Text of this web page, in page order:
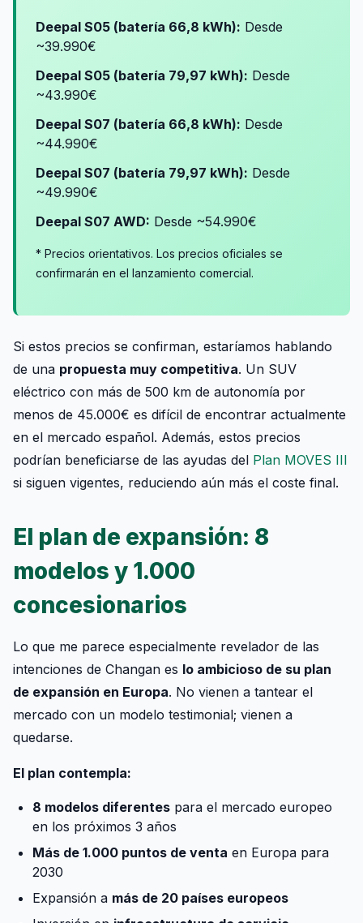
Deepal S05 (batería 66,8 kWh): Desde
~39.990€
Deepal S05 (batería 79,97 kWh): Desde
~43.990€
Deepal S07 (batería 66,8 kWh): Desde
~44.990€
Deepal S07 (batería 79,97 kWh): Desde
~49.990€
Deepal S07 AWD: Desde ~54.990€
* Precios orientativos. Los precios oficiales se
confirmarán en el lanzamiento comercial.
Si estos precios se confirman, estaríamos hablando
de una propuesta muy competitiva. Un SUV
eléctrico con más de 500 km de autonomía por
menos de 45.000€ es difícil de encontrar actualmente
en el mercado español. Además, estos precios
podrían beneficiarse de las ayudas del Plan MOVES III
si siguen vigentes, reduciendo aún más el coste final.
El plan de expansión: 8
modelos y 1.000
concesionarios
Lo que me parece especialmente revelador de las
intenciones de Changan es lo ambicioso de su plan
de expansión en Europa. No vienen a tantear el
mercado con un modelo testimonial; vienen a
quedarse.
El plan contempla:
8 modelos diferentes para el mercado europeo
en los próximos 3 años
Más de 1.000 puntos de venta en Europa para
2030
Expansión a más de 20 países europeos